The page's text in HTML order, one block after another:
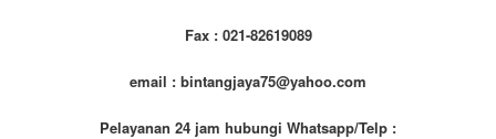
Fax : 021-82619089
email : bintangjaya75@yahoo.com
Pelayanan 24 jam hubungi Whatsapp/Telp :